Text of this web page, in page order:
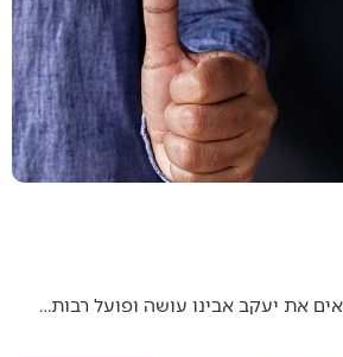
את יעקב אבינו עושה ופועל רבות…